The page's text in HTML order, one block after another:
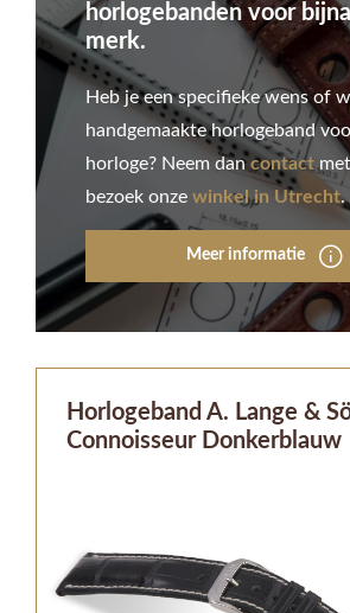
horlogebanden voor
merk.
Heb je een specifieke wens of
handgemaakte horlogeband
horloge? Neem dan contact
bezoek onze winkel in Utrecht.
Meer informatie
Horlogeband A. Lange &
Connoisseur Donkerblauw